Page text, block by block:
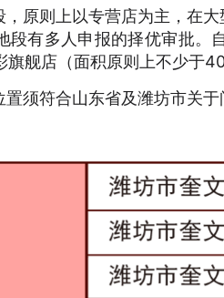
，原则上以专营店为主，在
段有多人申报的择优审批。
旗舰店（面积原则上不少于
置须符合山东省及潍坊市关